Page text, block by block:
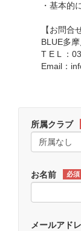
・基本的
【お問合
BLUE多
T E L ：
Email：
所属クラブ
お名前 必須
メールアド